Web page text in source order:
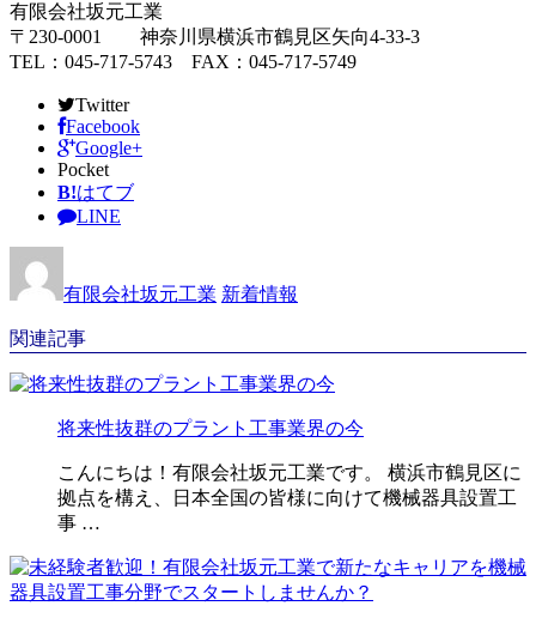
有限会社坂元工業
〒230-0001 神奈川県横浜市鶴見区矢向4-33-3
TEL：045-717-5743 FAX：045-717-5749
Twitter
Facebook
Google+
Pocket
B!はてブ
LINE
有限会社坂元工業 新着情報
関連記事
将来性抜群のプラント工事業界の今
こんにちは！有限会社坂元工業です。 横浜市鶴見区に
拠点を構え、日本全国の皆様に向けて機械器具設置工
事 …